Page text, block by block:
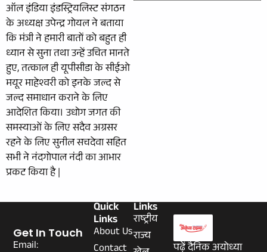
ऑल इंडिया इंडस्ट्रियलिस्ट संगठन
के अध्यक्ष उपेन्द्र गोयल ने बताया
कि मंत्री ने हमारी बातों को बहुत ही
ध्यान से सुना तथा उन्हें उचित मानते
हुए, तत्काल ही यूपीसीडा के सीईओ
मयूर माहेश्वरी को इनके जल्द से
जल्द समाधान कराने के लिए
आदेशित किया। उधोग जगत की
समस्याओं के लिए सदैव अग्रसर
रहने के लिए सुनील सचदेवा सहित
सभी ने नंदगोपाल नंदी का आभार
प्रकट किया है |
पढ़ें दैनिक अयोध्या
Links
राष्ट्रीय
राज्य
Quick
Links
About Us
Get In Touch
Email: